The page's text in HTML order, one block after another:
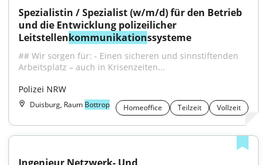
Spezialistin / Spezialist (w/m/d) für den Betrieb
und die Entwicklung polizeilicher
Leitstellenkommunikationssysteme
## Wir sorgen für: - Einen sicheren und sinnstiftenden
Arbeitsplatz – auch in Krisenzeiten...
Polizei NRW
Duisburg, Raum Bottrop Homeoffice Teilzeit Vollzeit